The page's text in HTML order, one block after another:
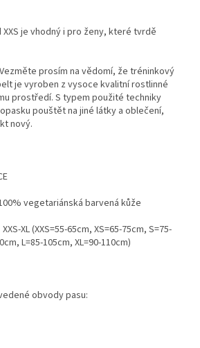
je vhodný i pro ženy, které tvrdě
prosím na vědomí, že tréninkový
je vyroben z vysoce kvalitní rostlinné
prostředí. S typem použité techniky
pouštět na jiné látky a oblečení,
nový.
vegetariánská barvená kůže
(XXS=55-65cm, XS=65-75cm, S=75-
L=85-105cm, XL=90-110cm)
obvody pasu: